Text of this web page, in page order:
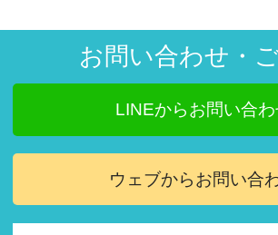
お問い合わせ・
LINEからお問い合
ウェブからお問い合